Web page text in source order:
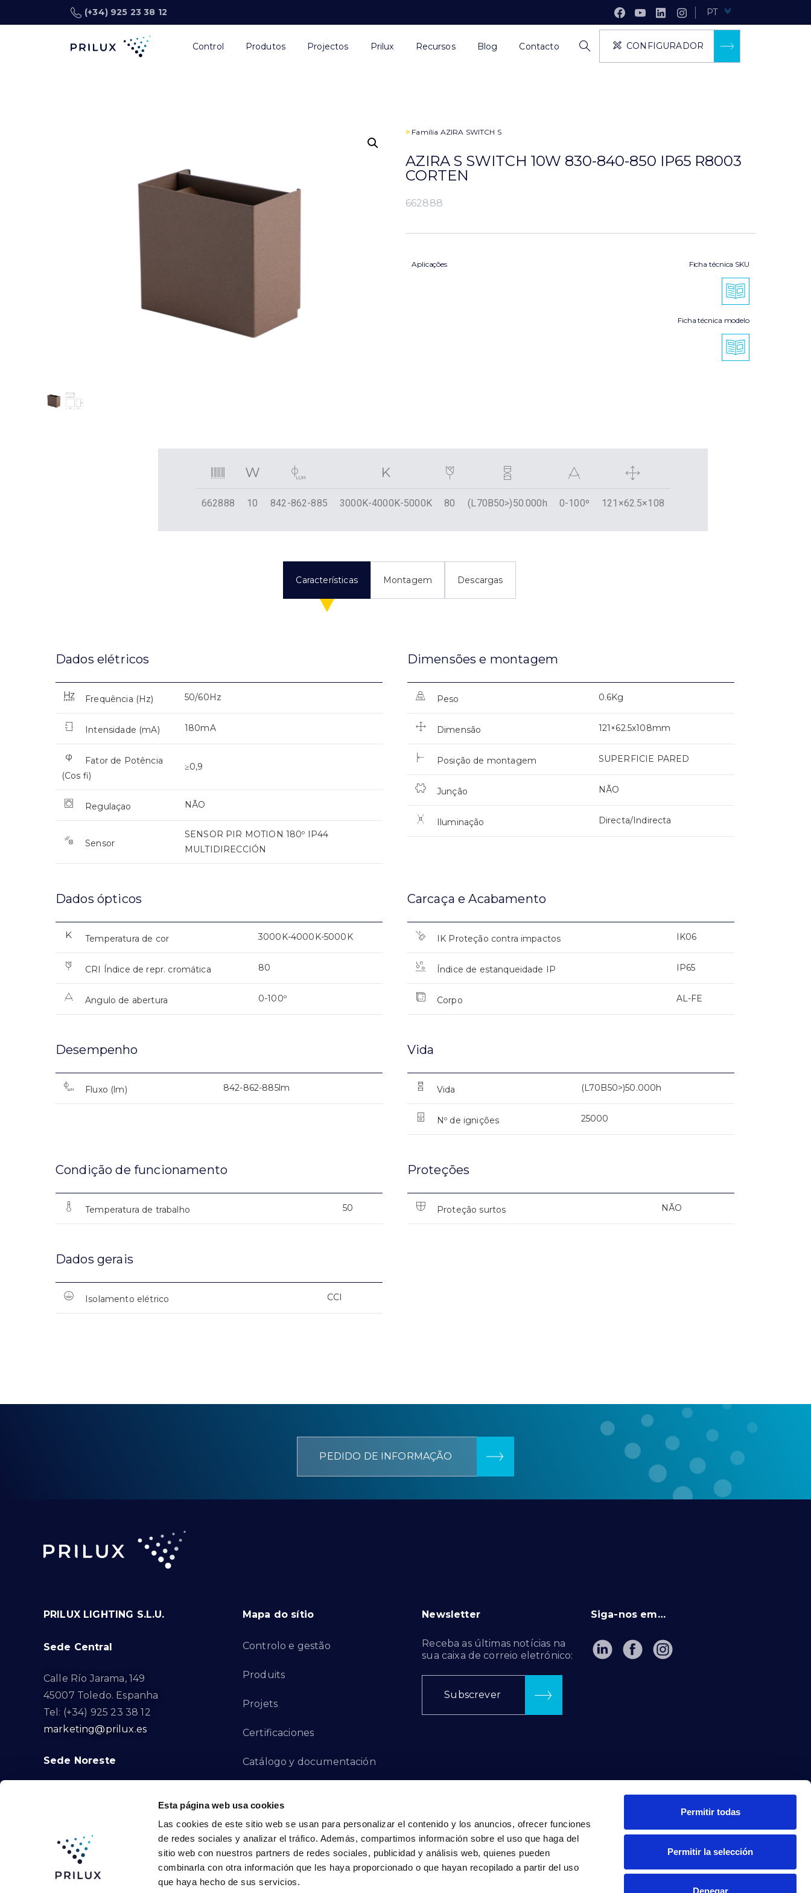
Esta página web usa cookies
Las cookies de este sitio web se usan para personalizar el contenido y los anuncios, ofrecer funciones
de redes sociales y analizar el tráfico. Además, compartimos información sobre el uso que haga del
sitio web con nuestros partners de redes sociales, publicidad y análisis web, quienes pueden
combinarla con otra información que les haya proporcionado o que hayan recopilado a partir del uso
que haya hecho de sus servicios.
Permitir todas
Permitir la selección
Denegar
(+34) 925 23 38 12 PT
Control Produtos Projectos Prilux Recursos Blog Contacto CONFIGURADOR
> Família AZIRA SWITCH S
AZIRA S SWITCH 10W 830-840-850 IP65 R8003
CORTEN
662888
Aplicações Ficha técnica SKU
Ficha técnica modelo
662888 10 842-862-885 3000K-4000K-5000K 80 (L70B50>)50.000h 0-100º 121×62.5×108
Características Montagem Descargas
Dados elétricos
Frequência (Hz) 50/60Hz
Intensidade (mA) 180mA
Fator de Potência
(Cos fi)
≥0,9
Regulaçao NÃO
Sensor
SENSOR PIR MOTION 180º IP44
MULTIDIRECCIÓN
Dimensões e montagem
Peso 0.6Kg
Dimensão 121×62.5x108mm
Posição de montagem SUPERFICIE PARED
Junção NÃO
Iluminação Directa/Indirecta
Dados ópticos
Temperatura de cor 3000K-4000K-5000K
CRI Índice de repr. cromática 80
Angulo de abertura 0-100º
Carcaça e Acabamento
IK Proteção contra impactos IK06
Índice de estanqueidade IP IP65
Corpo AL-FE
Desempenho
Fluxo (lm) 842-862-885lm
Vida
Vida (L70B50>)50.000h
Nº de ignições 25000
Condição de funcionamento
Temperatura de trabalho 50
Proteções
Proteção surtos NÃO
Dados gerais
Isolamento elétrico CCI
PEDIDO DE INFORMAÇÃO
PRILUX LIGHTING S.L.U.
Sede Central
Calle Río Jarama, 149
45007 Toledo. Espanha
Tel: (+34) 925 23 38 12
marketing@prilux.es
Sede Noreste
08791. Sant Llorenç d’Hortons.
Tel: (+34) 93 719 23 29
marketing@prilux.es
Mapa do sítio
Controlo e gestão
Produits
Projets
Certificaciones
Catálogo y documentación
Canal de denuncias
Contact
Newsletter
Receba as últimas notícias na
sua caixa de correio eletrónico:
Subscrever
Siga-nos em…